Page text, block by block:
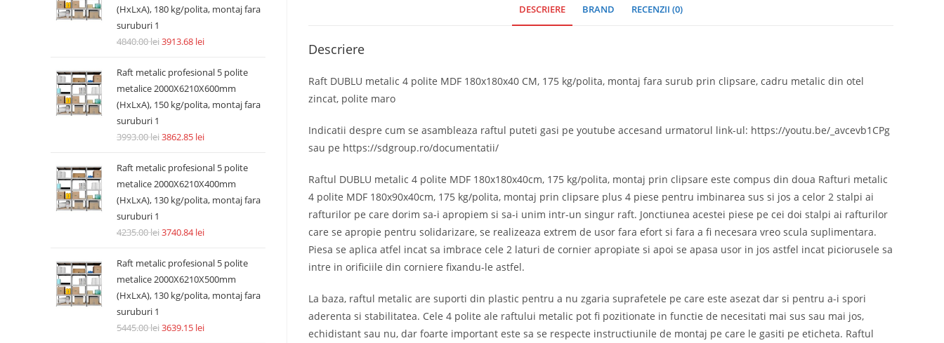
DESCRIERE BRAND RECENZII (0)
Descriere
Raft DUBLU metalic 4 polite MDF 180x180x40 CM, 175 kg/polita, montaj fara surub prin clipsare, cadru metalic din otel
zincat, polite maro
Indicatii despre cum se asambleaza raftul puteti gasi pe youtube accesand urmatorul link-ul: https://youtu.be/_avcevb1CPg
sau pe https://sdgroup.ro/documentatii/
Raftul DUBLU metalic 4 polite MDF 180x180x40cm, 175 kg/polita, montaj prin clipsare este compus din doua Rafturi metalic
4 polite MDF 180x90x40cm, 175 kg/polita, montaj prin clipsare plus 4 piese pentru imbinarea sus si jos a celor 2 stalpi ai
rafturilor pe care dorim sa-i apropiem si sa-i unim intr-un singur raft. Jonctiunea acestei piese pe cei doi stalpi ai rafturilor
care se apropie pentru solidarizare, se realizeaza extrem de usor fara efort si fara a fi necesara vreo scula suplimentara.
Piesa se aplica atfel incat sa imbrace cele 2 laturi de cornier apropiate si apoi se apasa usor in jos astfel incat piciorusele sa
intre in orificiile din corniere fixandu-le astfel.
La baza, raftul metalic are suporti din plastic pentru a nu zgaria suprafetele pe care este asezat dar si pentru a-i spori
aderenta si stabilitatea. Cele 4 polite ale raftului metalic pot fi pozitionate in functie de necesitati mai sus sau mai jos,
echidistant sau nu, dar foarte important este sa se respecte instructiunile de montaj pe care le gasiti pe eticheta. Raftul
(HxLxA), 180 kg/polita, montaj fara
suruburi 1
4840.00lei3913.68 lei
Raft metalic profesional 5 polite
metalice 2000X6210X600mm
(HxLxA), 150 kg/polita, montaj fara
suruburi 1
3993.00lei3862.85 lei
Raft metalic profesional 5 polite
metalice 2000X6210X400mm
(HxLxA), 130 kg/polita, montaj fara
suruburi 1
4235.00lei3740.84lei
Raft metalic profesional 5 polite
metalice 2000X6210X500mm
(HxLxA), 130 kg/polita, montaj fara
suruburi 1
5445.00lei3639.15 lei